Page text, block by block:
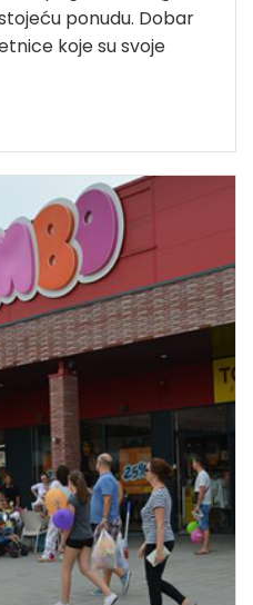
ponudu. Dobar
koje su svoje